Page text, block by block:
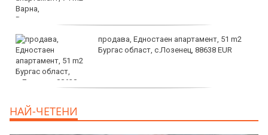
продава, Едностаен апартамент, 51 m2
Бургас област, с.Лозенец, 88638 EUR
EUR
НАЙ-ЧЕТЕНИ